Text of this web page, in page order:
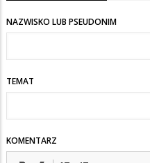
NAZWISKO LUB PSEUDONIM
TEMAT
KOMENTARZ